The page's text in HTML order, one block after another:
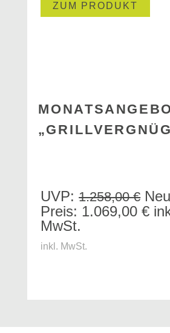
ZUM PRODUKT
UVP: 1.258,00€
Preis: 1.069,00€
MwSt.